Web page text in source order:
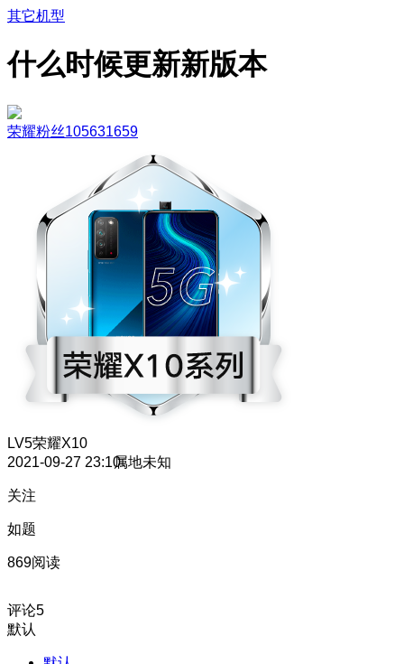
其它机型
什么时候更新新版本
荣耀粉丝105631659
LV5荣耀X10
2021-09-27 23:10属地未知
关注
如题
869阅读
评论5
默认